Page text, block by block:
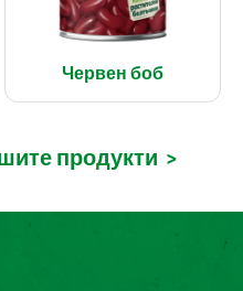
Червен боб
продукти >